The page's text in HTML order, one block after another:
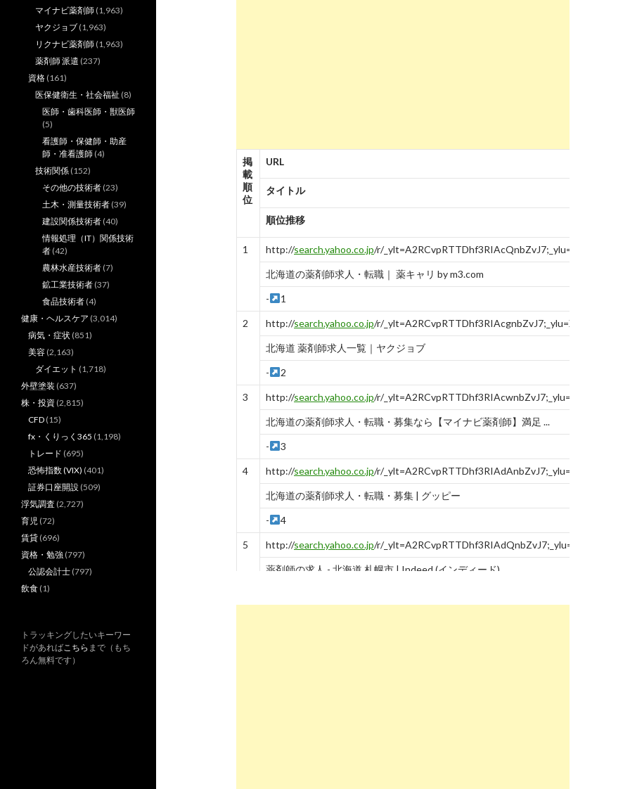
掲
載
順
位
URL
タイトル
順位推移
1 http://search.yahoo.co.jp/r/
北海道の薬剤師求人・転職｜ 薬キャリ by m3.com
- 1
2 http://search.yahoo.co.jp/r/
北海道 薬剤師求人一覧｜ヤクジョブ
- 2
3 http://search.yahoo.co.jp/r/
北海道の薬剤師求人・転職・募集なら【マイナビ薬剤師】満足 ...
- 3
4 http://search.yahoo.co.jp/r/
北海道の薬剤師求人・転職・募集 | グッピー
- 4
5 http://search.yahoo.co.jp/r/
薬剤師の求人 - 北海道 札幌市 | Indeed (インディード)
マイナビ薬剤師 (1,963)
ヤクジョブ (1,963)
リクナビ薬剤師 (1,963)
薬剤師 派遣 (237)
資格 (161)
医保健衛生・社会福祉 (8)
医師・歯科医師・獣医師
(5)
看護師・保健師・助産
師・准看護師 (4)
技術関係 (152)
その他の技術者 (23)
土木・測量技術者 (39)
建設関係技術者 (40)
情報処理（IT）関係技術
者 (42)
農林水産技術者 (7)
鉱工業技術者 (37)
食品技術者 (4)
健康・ヘルスケア (3,014)
病気・症状 (851)
美容 (2,163)
ダイエット (1,718)
外壁塗装 (637)
株・投資 (2,815)
CFD (15)
fx・くりっく365 (1,198)
トレード (695)
恐怖指数 (VIX) (401)
証券口座開設 (509)
浮気調査 (2,727)
育児 (72)
賃貸 (696)
資格・勉強 (797)
公認会計士 (797)
飲食 (1)
トラッキングしたいキーワー
ドがあればこちら まで（もち
ろん無料です）